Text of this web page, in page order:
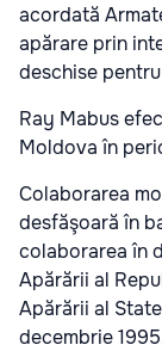
acordată
apărare prin
deschise
Ray Mabus
Moldova în
Colaborarea
desfăşoară în
colaborarea în
Apărării al
Apărării al
decembrie